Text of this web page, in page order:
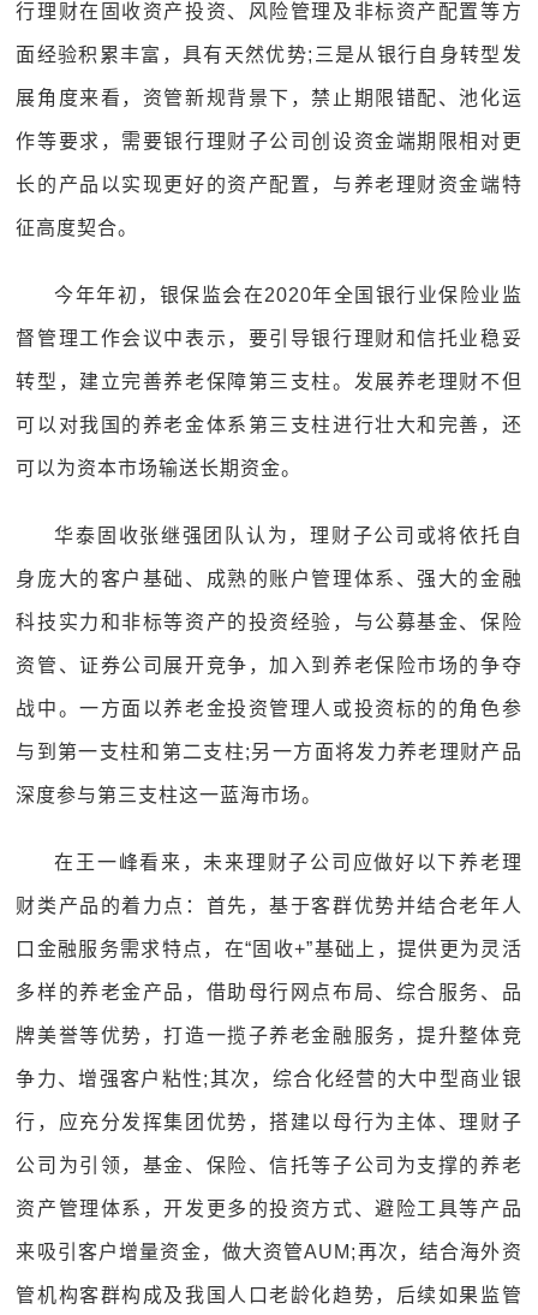
行理财在固收资产投资、风险管理及非标资产配置等方
面经验积累丰富，具有天然优势;三是从银行自身转型发
展角度来看，资管新规背景下，禁止期限错配、池化运
作等要求，需要银行理财子公司创设资金端期限相对更
长的产品以实现更好的资产配置，与养老理财资金端特
征高度契合。
今年年初，银保监会在2020年全国银行业保险业监
督管理工作会议中表示，要引导银行理财和信托业稳妥
转型，建立完善养老保障第三支柱。发展养老理财不但
可以对我国的养老金体系第三支柱进行壮大和完善，还
可以为资本市场输送长期资金。
华泰固收张继强团队认为，理财子公司或将依托自
身庞大的客户基础、成熟的账户管理体系、强大的金融
科技实力和非标等资产的投资经验，与公募基金、保险
资管、证券公司展开竞争，加入到养老保险市场的争夺
战中。一方面以养老金投资管理人或投资标的的角色参
与到第一支柱和第二支柱;另一方面将发力养老理财产品
深度参与第三支柱这一蓝海市场。
在王一峰看来，未来理财子公司应做好以下养老理
财类产品的着力点：首先，基于客群优势并结合老年人
口金融服务需求特点，在“固收+”基础上，提供更为灵活
多样的养老金产品，借助母行网点布局、综合服务、品
牌美誉等优势，打造一揽子养老金融服务，提升整体竞
争力、增强客户粘性;其次，综合化经营的大中型商业银
行，应充分发挥集团优势，搭建以母行为主体、理财子
公司为引领，基金、保险、信托等子公司为支撑的养老
资产管理体系，开发更多的投资方式、避险工具等产品
来吸引客户增量资金，做大资管AUM;再次，结合海外资
管机构客群构成及我国人口老龄化趋势，后续如果监管